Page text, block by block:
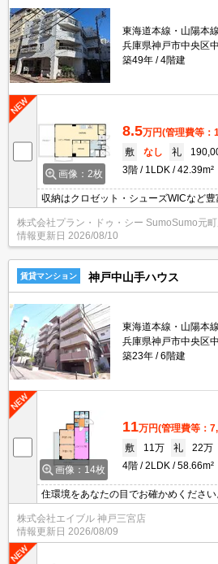
東海道本線・山陽本
兵庫県神戸市中央区
築49年
4階建
画像：2枚
8.5万円(管理費等：
敷
なし 礼
3階
1LDK 42.39m²
収納はクロゼット・シューズWICなど
ンターホン越しに誰が来たのかを確認
といった小物もスッキリまとめて収納
います。過ごしやすい環境を実現する
株式会社プラン・ドゥ・シー SumoSumo元町
情報更新日 2026/08/10
賃貸マンション 神戸中山手ハウス
東海道本線・山陽本
兵庫県神戸市中央区
築23年
6階建
画像：14枚
11万円(管理費等：
敷
11万 礼
22万
4階
2LDK 58.66m²
住環境をあなたの目でお確かめくださ
ンション好きのあなたにオススメ。
株式会社エイブル 神戸三宮店
情報更新日 2026/08/09